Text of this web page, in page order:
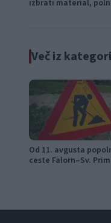
izbrati material,
Več iz
Od 11. avgusta
ceste Falorn–Sv.